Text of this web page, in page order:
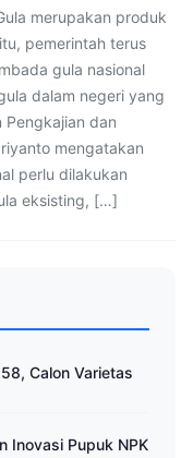
merupakan produk
pemerintah terus
gula nasional
dalam negeri yang
Pengkajian dan
mengatakan
perlu dilakukan
eksisting, […]
Calon Varietas
Inovasi Pupuk NPK